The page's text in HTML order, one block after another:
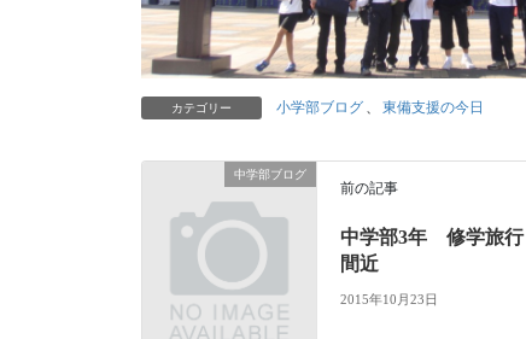
カテゴリー 小学部ブログ 、 東備支援の今日
中学部ブログ
前の記事
中学部3年 修学旅行
間近
2015年10月23日